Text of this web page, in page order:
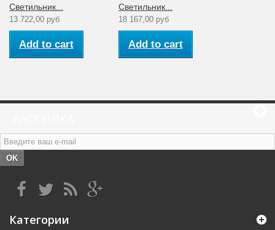
Светильник...
13 722,00 руб
Add to cart
Светильник...
18 167,00 руб
Add to cart
OK
Категории